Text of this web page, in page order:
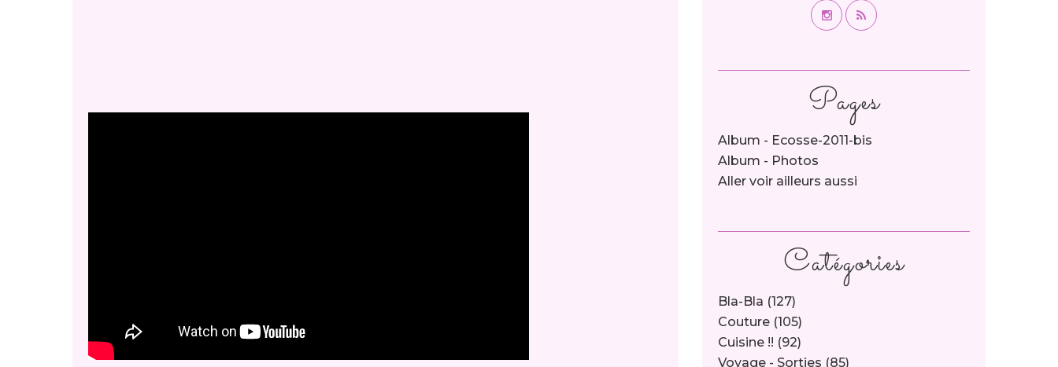
Catégories
Bla-Bla (127)
Couture (105)
Cuisine !! (92)
Voyage - Sorties (85)
Pages
Album - Ecosse-2011-bis
Album - Photos
Aller voir ailleurs aussi